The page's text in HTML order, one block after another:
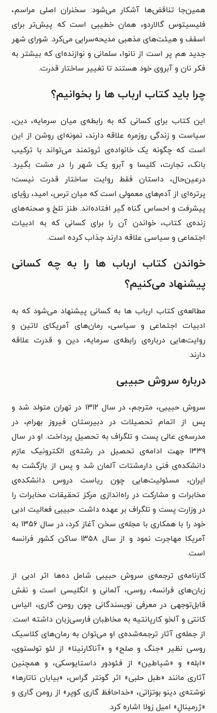
همین‌جا تناقض‌ها آشکار می‌شود: سخنران اصلی مراسم،
فلیسیتوس گالاردو، همان خطیبی است که پیش‌تر برای
اسقف و هیئت‌های مذهبی مدیحه‌سرایی می‌کرد. شورای شهر
جدید هم پر است از نانوا، سلمانی و نوازنده‌ای که بیشتر به
فکر نان و آبروی خود هستند تا تغییر ساختار قدرت.
چرا باید کتاب ارباب ها را بخوانیم؟
این کتاب برای کسانی که به رابطه‌ی میان سرمایه، دین،
سیاست و زندگی روزمره علاقه دارند، نمونه‌ای روشن از این
است که چگونه یک خانواده‌ی ثروتمند می‌تواند با ترکیب
بانک، تجارت، کلیسا و آبرو یک شهر را در مشت بگیرد.
درعین‌حال، داستان فقط روایت ساختار قدرت نیست؛
پرتره‌ای از آدم‌های معمولی است که میان ترس، امید، رؤیای
پیشرفت و احساس گناه گیر افتاده‌اند. طنز تلخ و صحنه‌های
زنده‌ی کتاب، خواندن آن را برای کسانی که به ادبیات
اجتماعی و سیاسی علاقه دارند جذاب کرده است.
خواندن کتاب ارباب ها را به چه کسانی
پیشنهاد می‌کنیم؟
مطالعه‌ی کتاب ارباب ها به کسانی پیشنهاد می‌شود که به
ادبیات اجتماعی و سیاسی، رمان‌های آمریکای لاتین و
روایت‌هایی درباره‌ی رابطه‌ی سرمایه، دین و قدرت علاقه
دارند.
درباره سروش حبیبی
سروش حبیبی، مترجم، در سال ۱۳۱۲ در تهران متولد شد و
پس از اتمام تحصیلات در دبیرستان فیروز بهرام، در
مدرسه‌ی عالی پست و تلگراف به تحصیل پرداخت. او در سال
۱۳۳۹ جهت ادامه‌ی تحصیل در رشته‌ی الکترونیک عازم
دانشکده‌ی فنی دارمشتات آلمان شد و پس از بازگشت به
ایران، مسئولیت‌هایی چون ریاست دروس دانشکده‌ی
مخابرات و مشارکت در راه‌اندازی مرکز تحقیقات مخابرات را
در وزارت پست و تلگراف بر عهده داشت. حبیبی فعالیت ادبی
خود را با همکاری با مجله‌ی سخن آغاز کرد، در سال ۱۳۵۶ به
آمریکا مهاجرت نمود و از سال ۱۳۵۸ ساکن کشور فرانسه
است.
کارنامه‌ی ترجمه‌ی سروش حبیبی شامل ده‌ها اثر ادبی از
زبان‌های فرانسه، روسی، آلمانی و انگلیسی است و نقش
قابل‌توجهی در معرفی نویسندگانی چون رومن گاری، الیاس
کانتی و آلخو کارپانتیه به مخاطبان فارسی‌زبان داشته است.
از جمله‌ی آثار ترجمه‌شده‌ی او می‌توان به رمان‌های کلاسیک
روسی نظیر «جنگ و صلح» و «آناکارنینا» از لئو تولستوی،
«ابله» و «شیاطین» از فئودور داستایوسکی، و همچنین
آثاری مانند «طبل حلبی» اثر گونتر گراس، «بیابان تاتارها»
نوشته‌ی دینو بوتزاتی، «خداحافظ گاری کوپر» از رومن گاری و
«ژرمینالِ» امیل زولا اشاره کرد.